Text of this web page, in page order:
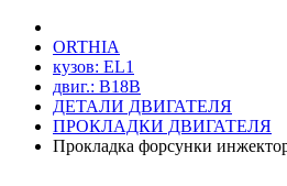
ORTHIA
кузов: EL1
двиг.: B18B
ДЕТАЛИ ДВИГАТЕЛЯ
ПРОКЛАДКИ ДВИГАТЕЛЯ
Прокладка форсунки